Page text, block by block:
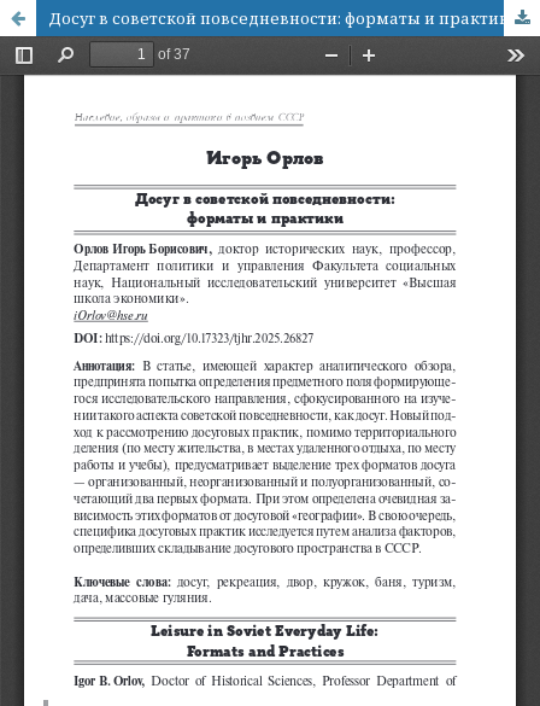
Досуг в советской повседневности: форматы и практики